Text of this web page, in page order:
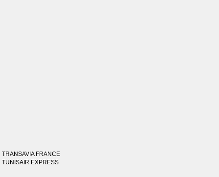
TRANSAVIA FRANCE
TUNISAIR EXPRESS